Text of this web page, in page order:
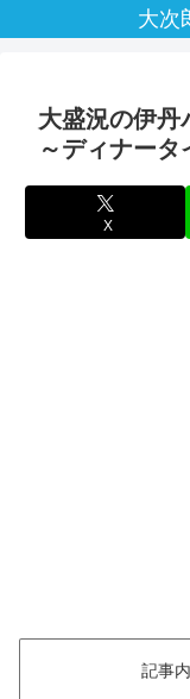
大次
大盛況の伊丹
～ディナータ
X
記事